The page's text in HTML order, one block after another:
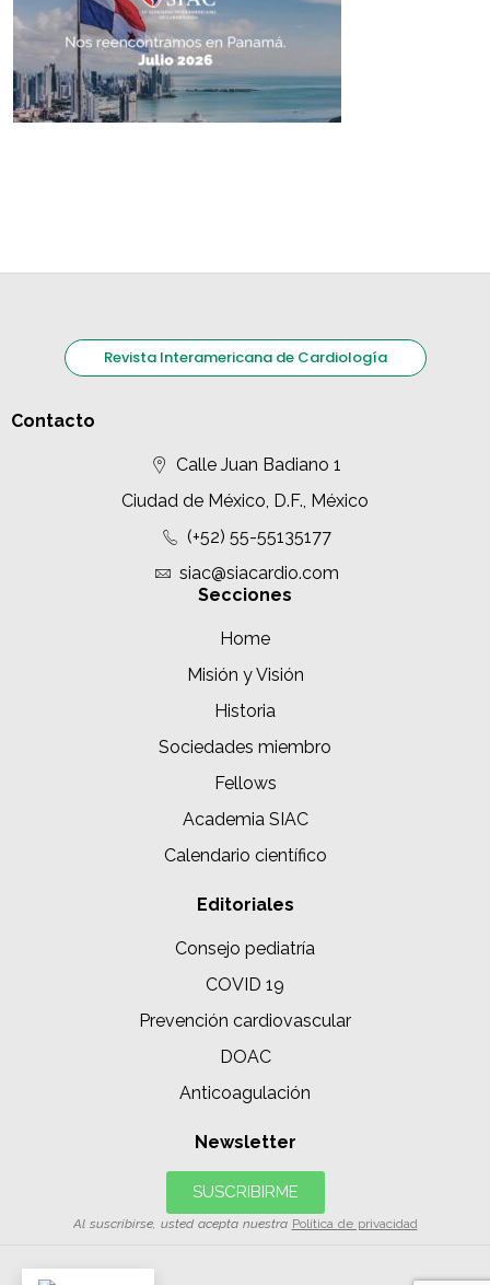
Revista Interamericana de Cardiología
Contacto
Calle Juan Badiano 1
Ciudad de México, D.F., México
(+52) 55-55135177
siac@siacardio.com
Secciones
Home
Misión y Visión
Historia
Sociedades miembro
Fellows
Academia SIAC
Calendario científico
Editoriales
Consejo pediatría
COVID 19
Prevención cardiovascular
DOAC
Anticoagulación
Newsletter
SUSCRIBIRME
Al suscribirse, usted acepta nuestra Política de privacidad